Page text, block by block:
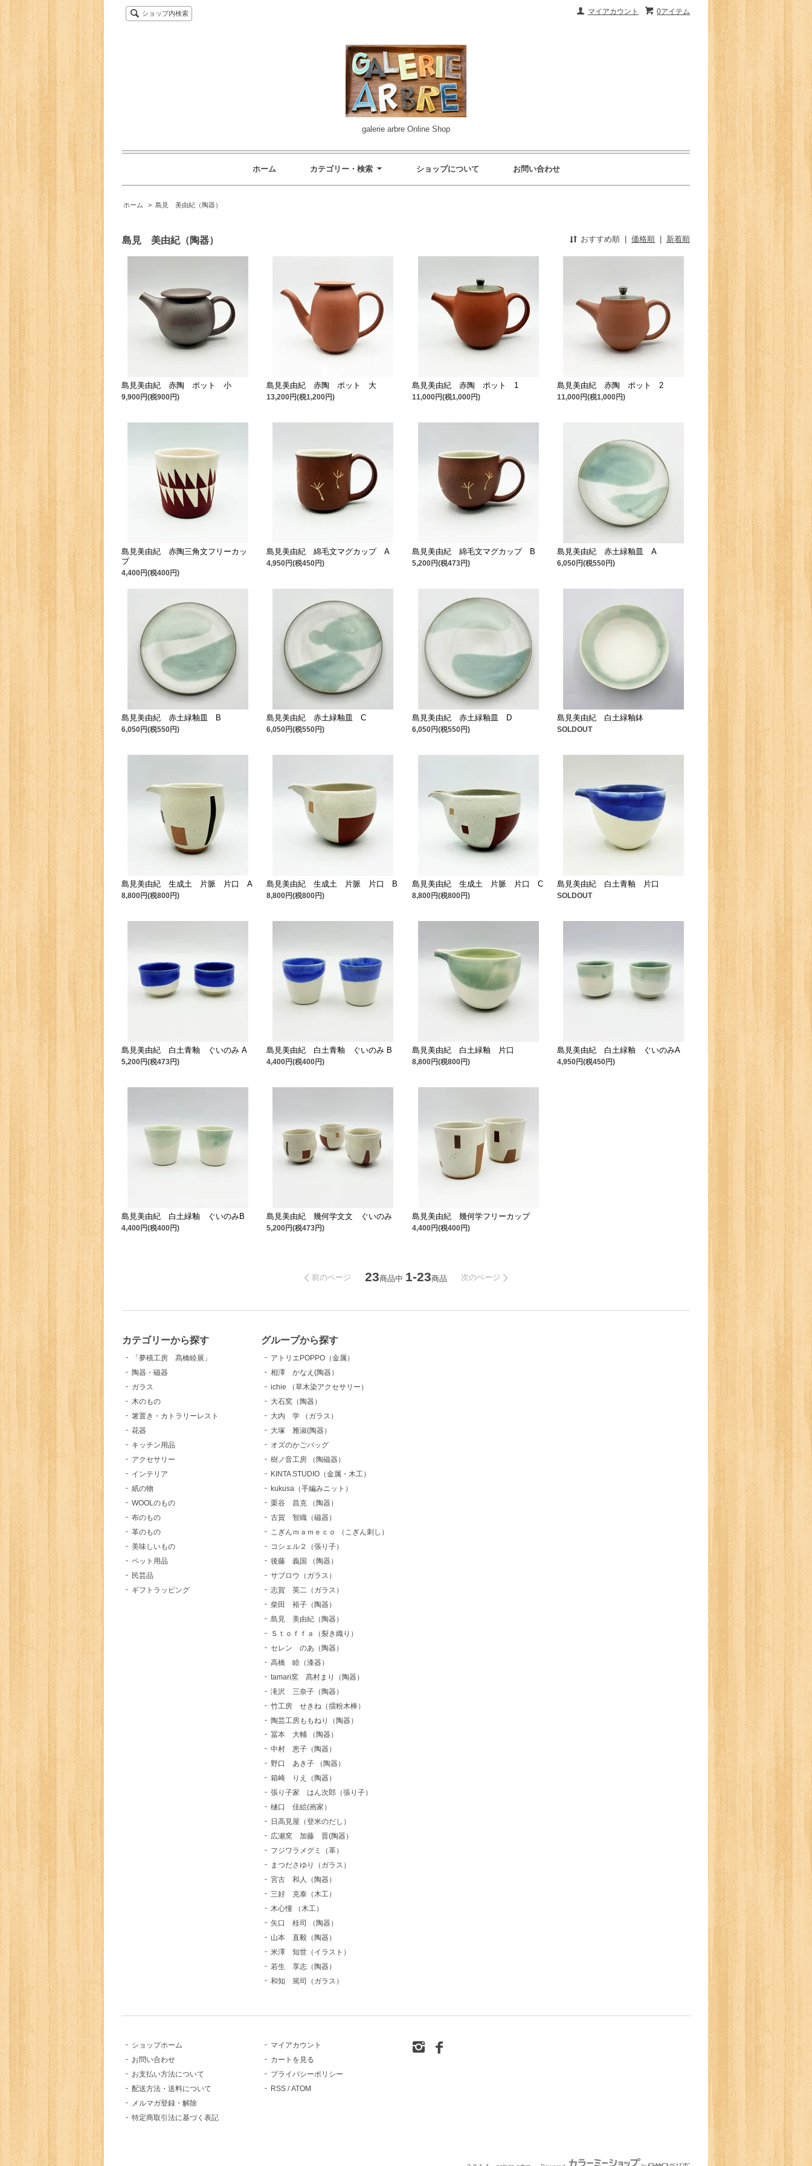
0アイテム
マイアカウント
ショップ内検索
galerie arbre Online Shop
ホーム カテゴリー・検索 ショップについて お問い合わせ
ホーム > 島見 美由紀（陶器）
島見 美由紀（陶器） おすすめ順 | 価格順 | 新着順
島見美由紀 赤陶 ポット 小
9,900円(税900円)
島見美由紀 赤陶 ポット 大
13,200円(税1,200円)
島見美由紀 赤陶 ポット 1
11,000円(税1,000円)
島見美由紀 赤陶 ポット 2
11,000円(税1,000円)
島見美由紀 赤陶三角文フリーカッ
プ
4,400円(税400円)
島見美由紀 綿毛文マグカップ A
4,950円(税450円)
島見美由紀 綿毛文マグカップ B
5,200円(税473円)
島見美由紀 赤土緑釉皿 A
6,050円(税550円)
島見美由紀 赤土緑釉皿 B
6,050円(税550円)
島見美由紀 赤土緑釉皿 C
6,050円(税550円)
島見美由紀 赤土緑釉皿 D
6,050円(税550円)
島見美由紀 白土緑釉鉢
SOLDOUT
島見美由紀 生成土 片脈 片口 A
8,800円(税800円)
島見美由紀 生成土 片脈 片口 B
8,800円(税800円)
島見美由紀 生成土 片脈 片口 C
8,800円(税800円)
島見美由紀 白土青釉 片口
SOLDOUT
島見美由紀 白土青釉 ぐいのみ A
5,200円(税473円)
島見美由紀 白土青釉 ぐいのみ B
4,400円(税400円)
島見美由紀 白土緑釉 片口
8,800円(税800円)
島見美由紀 白土緑釉 ぐいのみA
4,950円(税450円)
島見美由紀 白土緑釉 ぐいのみB
4,400円(税400円)
島見美由紀 幾何学文文 ぐいのみ
5,200円(税473円)
島見美由紀 幾何学フリーカップ
4,400円(税400円)
前のページ 23商品中 1-23商品 次のページ
カテゴリーから探す
「夢積工房 髙橋睦展」
陶器・磁器
ガラス
木のもの
箸置き・カトラリーレスト
花器
キッチン用品
アクセサリー
インテリア
紙の物
WOOLのもの
布のもの
革のもの
美味しいもの
ペット用品
民芸品
ギフトラッピング
グループから探す
アトリエPOPPO（金属）
相澤 かなえ(陶器）
ichie （草木染アクセサリー）
大石窯（陶器）
大内 学 （ガラス）
大塚 雅淑(陶器）
オズのかごバッグ
樹ノ音工房 （陶磁器）
KINTA STUDIO（金属・木工）
kukusa（手編みニット）
栗谷 昌克 （陶器）
古賀 智織（磁器）
こぎんｍａｍｅｃｏ （こぎん刺し）
コシェル２（張り子）
後藤 義国 （陶器）
サブロウ（ガラス）
志賀 英二（ガラス）
柴田 裕子（陶器）
島見 美由紀（陶器）
Ｓｔｏｆｆａ（裂き織り）
セレン のあ（陶器）
高橋 睦（漆器）
tamari窯 髙村まり（陶器）
滝沢 三奈子（陶器）
竹工房 せきね（擂粉木棒）
陶芸工房ももねり（陶器）
冨本 大輔 （陶器）
中村 恵子（陶器）
野口 あき子 （陶器）
箱崎 りえ（陶器）
張り子家 はん次郎（張り子）
樋口 佳絵(画家）
日高見屋（登米のだし）
広瀬窯 加藤 晋(陶器）
フジワラメグミ（革）
まつださゆり（ガラス）
宮古 和人（陶器）
三好 克泰（木工）
木心憧 （木工）
矢口 桂司 （陶器）
山本 直毅（陶器）
米澤 知世（イラスト）
若生 享志（陶器）
和知 篤司（ガラス）
ショップホーム
お問い合わせ
お支払い方法について
配送方法・送料について
メルマガ登録・解除
特定商取引法に基づく表記
マイアカウント
カートを見る
プライバシーポリシー
RSS /ATOM